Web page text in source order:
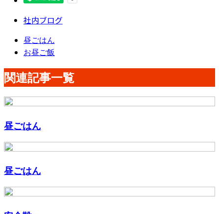
社内ブログ
昼ごはん
お昼ご飯
関連記事一覧
昼ごはん
昼ごはん